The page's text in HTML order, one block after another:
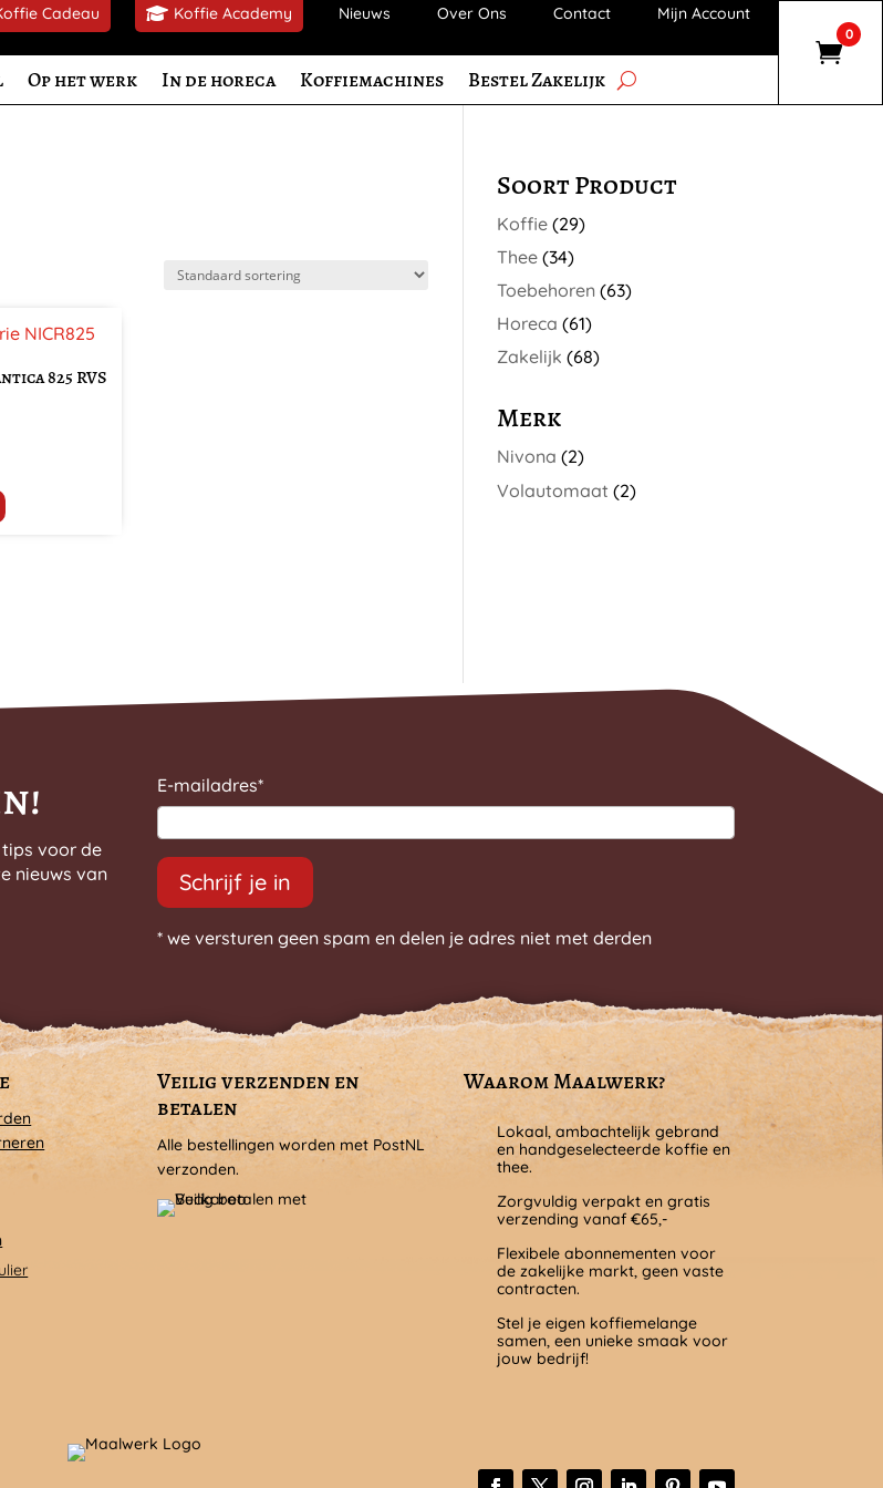
Cadeau Koffie Academy Nieuws Over Ons Contact Mijn Account
0
Op het werk In de horeca Koffiemachines Bestel Zakelijk
825 RVS
Soort Product
Koffie (29)
Thee (34)
Toebehoren (63)
Horeca (61)
Zakelijk (68)
Merk
Nivona (2)
Volautomaat (2)
voor de
nieuws van
E-mailadres*
Schrijf je in
* we versturen geen spam en delen je adres niet met derden
Veilig verzenden en
betalen
Alle bestellingen worden met PostNL
verzonden.
Waarom Maalwerk?
Lokaal, ambachtelijk gebrand
en handgeselecteerde koffie en
thee.
Zorgvuldig verpakt en gratis
verzending vanaf €65,-
Flexibele abonnementen voor
de zakelijke markt, geen vaste
contracten.
Stel je eigen koffiemelange
samen, een unieke smaak voor
jouw bedrijf!